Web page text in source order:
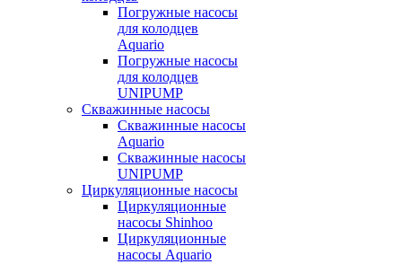
Погружные насосы
для колодцев
Aquario
Погружные насосы
для колодцев
UNIPUMP
Скважинные насосы
Скважинные насосы
Aquario
Скважинные насосы
UNIPUMP
Циркуляционные насосы
Циркуляционные
насосы Shinhoo
Циркуляционные
насосы Aquario